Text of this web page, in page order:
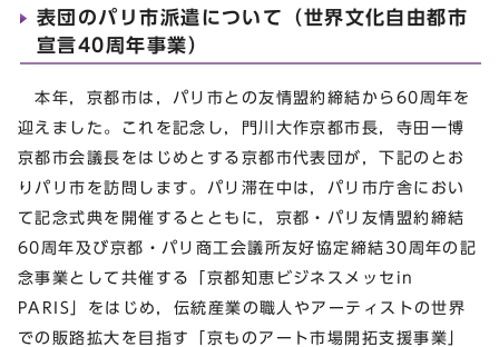
表団のパリ市派遣について（世界文化自由都市
宣言40周年事業）
本年，京都市は，パリ市との友情盟約締結から60周年を
迎えました。これを記念し，門川大作京都市長，寺田一博
京都市会議長をはじめとする京都市代表団が，下記のとお
りパリ市を訪問します。パリ滞在中は，パリ市庁舎におい
て記念式典を開催するとともに，京都・パリ友情盟約締結
60周年及び京都・パリ商工会議所友好協定締結30周年の記
念事業として共催する「京都知恵ビジネスメッセin
PARIS」をはじめ，伝統産業の職人やアーティストの世界
での販路拡大を目指す「京ものアート市場開拓支援事業」